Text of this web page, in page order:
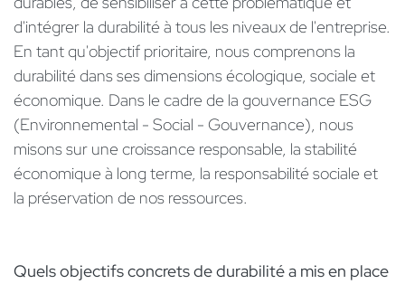
d'intégrer la durabilité à tous les niveaux de l'entreprise.
En tant qu'objectif prioritaire, nous comprenons la
durabilité dans ses dimensions écologique, sociale et
économique. Dans le cadre de la gouvernance ESG
(Environnemental - Social - Gouvernance), nous
misons sur une croissance responsable, la stabilité
économique à long terme, la responsabilité sociale et
la préservation de nos ressources. ​
Quels objectifs concrets de durabilité a mis en place